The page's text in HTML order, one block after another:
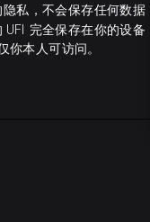
私，不会保存任何数据
UFI 完全保存在你的设备
你本人可访问。